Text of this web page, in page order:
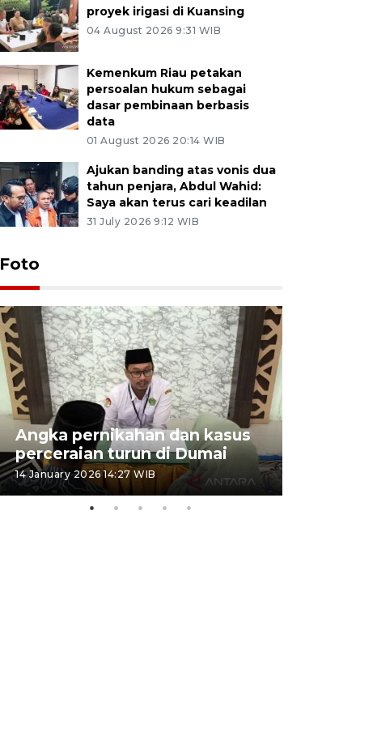
proyek irigasi di Kuansing
04 August 2026 9:31 WIB
Kemenkum Riau petakan
persoalan hukum sebagai
dasar pembinaan berbasis
data
01 August 2026 20:14 WIB
Ajukan banding atas vonis dua
tahun penjara, Abdul Wahid:
Saya akan terus cari keadilan
31 July 2026 9:12 WIB
Foto
Angka pernikahan dan kasus
perceraian turun di Dumai
14 January 2026 14:27 WIB